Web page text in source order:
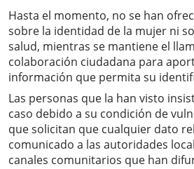
Hasta el momento, no se han
sobre la identidad de la mujer ni
salud, mientras se mantiene el
colaboración ciudadana para
información que permita su
Las personas que la han visto
caso debido a su condición de
que solicitan que cualquier dato
comunicado a las autoridades
canales comunitarios que han